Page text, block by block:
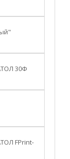
30Ф
FPrint-